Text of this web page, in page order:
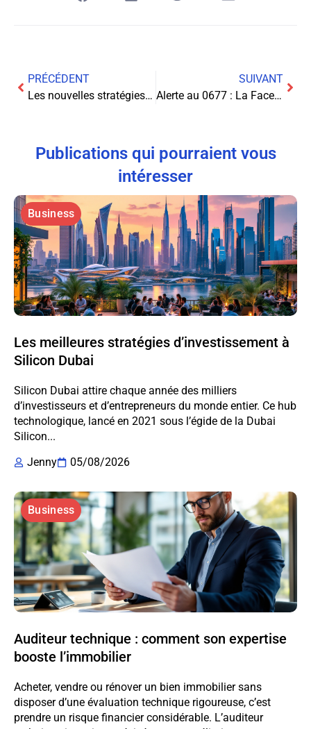
PRÉCÉDENT
Les nouvelles stratégies de monétisation sur YouTube
SUIVANT
Alerte au 0677 : La Face Cachée des Numéros Orange Détournés
Publications qui pourraient vous
intéresser
Business
Les meilleures stratégies d’investissement à
Silicon Dubai
Silicon Dubai attire chaque année des milliers
d’investisseurs et d’entrepreneurs du monde entier. Ce hub
technologique, lancé en 2021 sous l’égide de la Dubai
Silicon...
Jenny
05/08/2026
Business
Auditeur technique : comment son expertise
booste l’immobilier
Acheter, vendre ou rénover un bien immobilier sans
disposer d’une évaluation technique rigoureuse, c’est
prendre un risque financier considérable. L’auditeur